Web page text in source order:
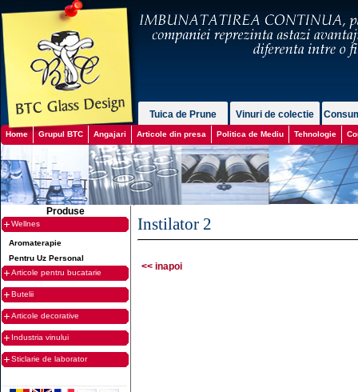
Tuica de Prune Vinuri de colectie
Home Grupul BTC Angajari Articole din presa Politica de Mediu Tehnologie
Produse
Wellnes
Aromaterapie
Pentru Uz Personal
Articole pentru bucatarie
Butelii
Articole decorative
Industria vinului
Sticlarie de laborator
Instilator 2
<< inapoi